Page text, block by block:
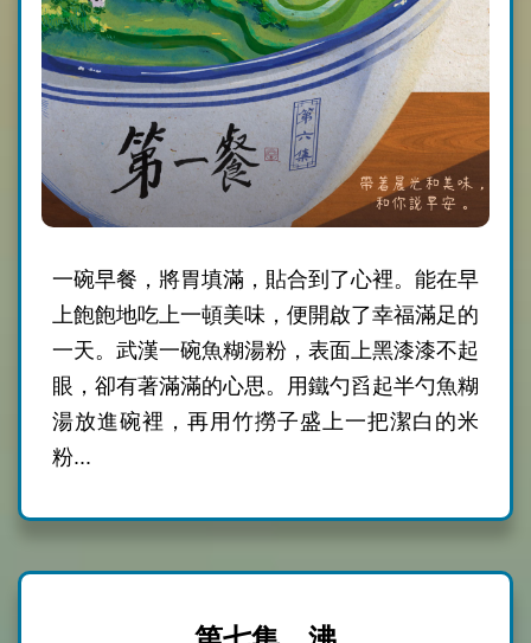
一碗早餐，將胃填滿，貼合到了心裡。能在早
上飽飽地吃上一頓美味，便開啟了幸福滿足的
一天。武漢一碗魚糊湯粉，表面上黑漆漆不起
眼，卻有著滿滿的心思。用鐵勺舀起半勺魚糊
湯放進碗裡，再用竹撈子盛上一把潔白的米
粉...